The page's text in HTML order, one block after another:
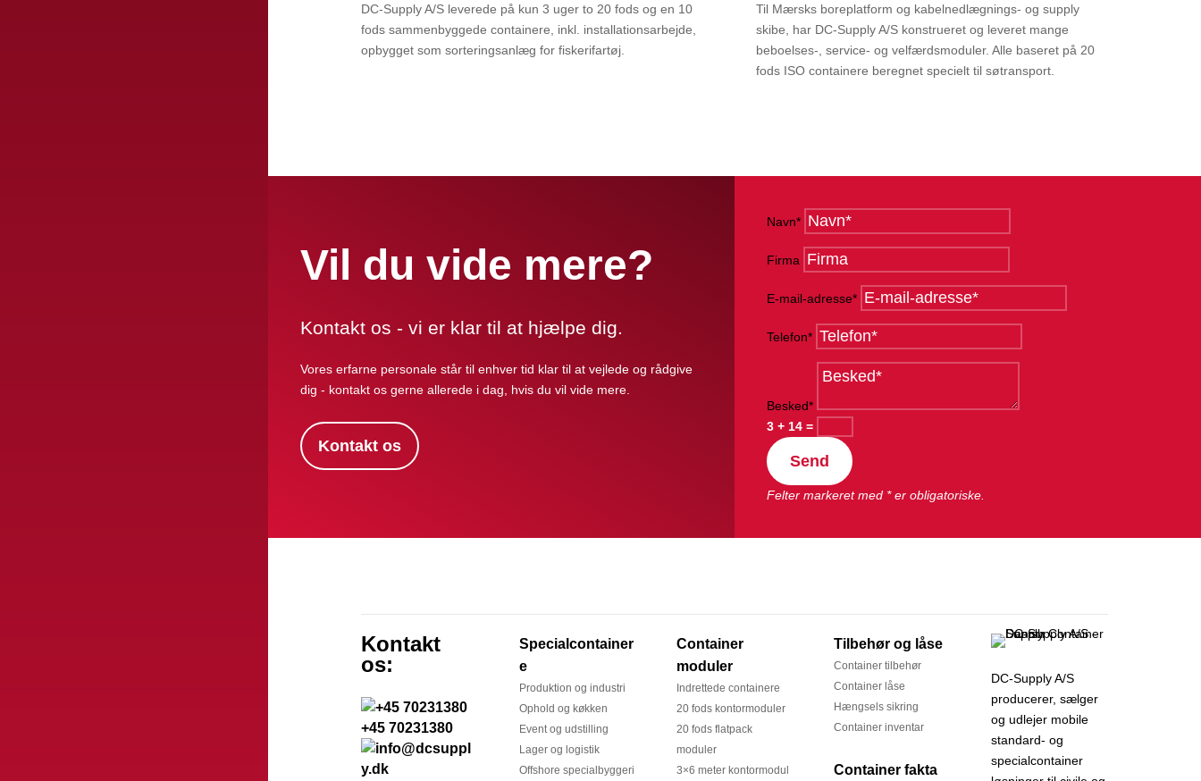
DC-Supply A/S leverede på kun 3 uger to 20 fods og en 10
fods sammenbyggede containere, inkl. installationsarbejde,
opbygget som sorteringsanlæg for fiskerifartøj.
Til Mærsks boreplatform og kabelnedlægnings- og supply
skibe, har DC-Supply A/S konstrueret og leveret mange
beboelses-, service- og velfærdsmoduler. Alle baseret på 20
fods ISO containere beregnet specielt til søtransport.
Vil du vide mere?
Kontakt os - vi er klar til at hjælpe dig.
Vores erfarne personale står til enhver tid klar til at vejlede og rådgive
dig - kontakt os gerne allerede i dag, hvis du vil vide mere.
Kontakt os
Navn*
Firma
E-mail-adresse*
Telefon*
Besked*
3 + 14 =
Send
Felter markeret med * er obligatoriske.
Kontakt
os:
+45 70231380
Specialcontainer
e
Produktion og industri
Ophold og køkken
Event og udstilling
Lager og logistik
Offshore specialbyggeri
Container
moduler
Indrettede containere
20 fods kontormoduler
20 fods flatpack
moduler
3×6 meter kontormodul
Tilbehør og låse
Container tilbehør
Container låse
Hængsels sikring
Container inventar
Container fakta
DC-Supply A/S
producerer, sælger
og udlejer mobile
standard- og
specialcontainer